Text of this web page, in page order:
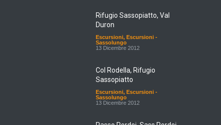
Duron
Escursioni
Sassolungo
13 Dicembre 2012
Sassopiatto
Escursioni,Escursioni -
Sassolungo
13 Dicembre 2012